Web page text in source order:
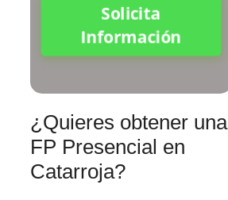
Solicita
Información
¿Quieres obtener una
FP Presencial en
Catarroja?